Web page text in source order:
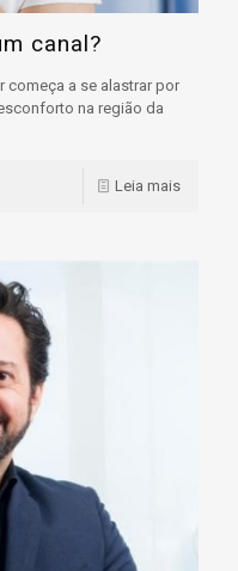
canal?
começa a se alastrar por
na região da
Leia mais